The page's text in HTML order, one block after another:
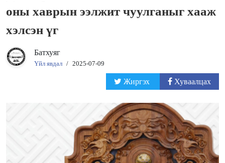
оны хаврын ээлжит чуулганыг хааж
хэлсэн үг
Батхуяг
Үйл явдал / 2025-07-09
Жиргэх Хуваалцах